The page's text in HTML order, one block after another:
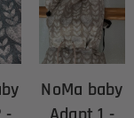
NoMa baby